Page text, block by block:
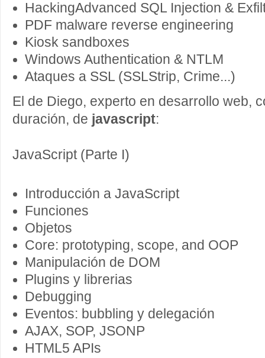
HackingAdvanced SQL Injection &
PDF malware reverse engineering
Kiosk sandboxes
Windows Authentication & NTLM
Ataques a SSL (SSLStrip, Crime...)
El de Diego, experto en desarrollo web,
duración, de javascript:
JavaScript (Parte I)
Introducción a JavaScript
Funciones
Objetos
Core: prototyping, scope, and OOP
Manipulación de DOM
Plugins y librerias
Debugging
Eventos: bubbling y delegación
AJAX, SOP, JSONP
HTML5 APIs